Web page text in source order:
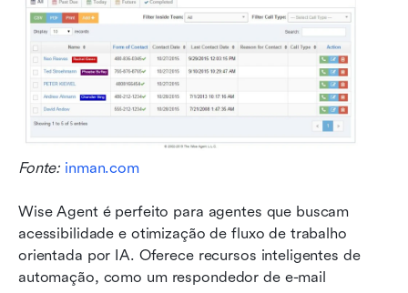
Fonte: inman.com
Wise Agent é perfeito para agentes que buscam
acessibilidade e otimização de fluxo de trabalho
orientada por IA. Oferece recursos inteligentes de
automação, como um respondedor de e-mail